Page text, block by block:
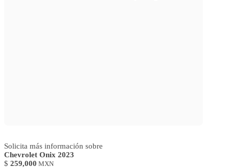
Solicita más información sobre
Chevrolet Onix 2023
$ 259,000 MXN